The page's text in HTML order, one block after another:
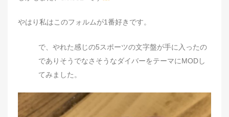
やはり私はこのフォルムが1番好きです。
で、やれた感じの5スポーツの文字盤が手に入ったの
でありそうでなさそうなダイバーをテーマにMODし
てみました。